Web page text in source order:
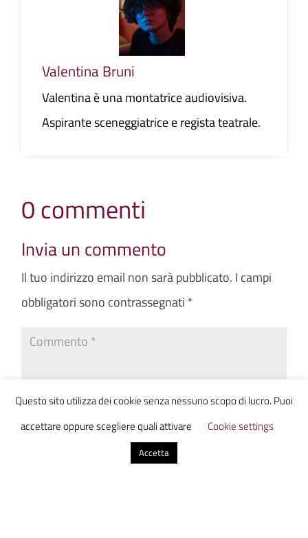
Valentina Bruni
Valentina è una montatrice audiovisiva.
Aspirante sceneggiatrice e regista teatrale.
0 commenti
Invia un commento
Il tuo indirizzo email non sarà pubblicato. I campi
obbligatori sono contrassegnati *
Questo sito utilizza dei cookie senza nessuno scopo di lucro. Puoi
accettare oppure scegliere quali attivare
Cookie settings
Accetta